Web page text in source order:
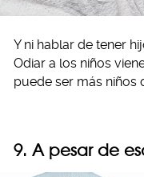
Y ni hablar de tener
Odiar a los niños
puede ser más niños
9. A pesar de